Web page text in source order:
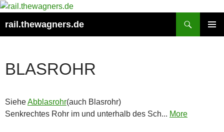
Zum
springen
rail.thewagners.de
BLASROHR
SieheAbblasrohr(auch Blasrohr)
Senkrechtes Rohr im und unterhalb des Sch... More